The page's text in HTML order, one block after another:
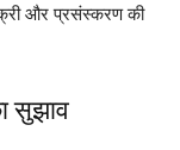
और प्रसंस्करण की
सुझाव